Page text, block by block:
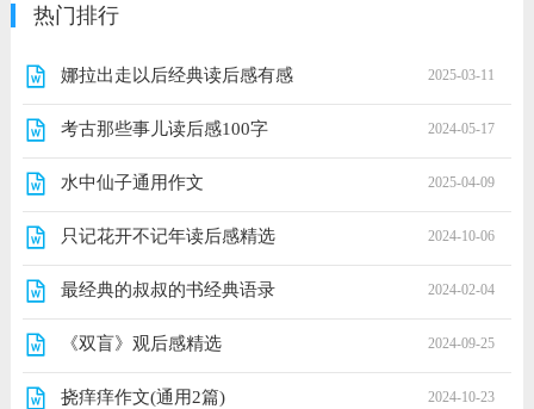
热门排行
娜拉出走以后经典读后感有感 2025-03-11
考古那些事儿读后感100字 2024-05-17
水中仙子通用作文 2025-04-09
只记花开不记年读后感精选 2024-10-06
最经典的叔叔的书经典语录 2024-02-04
《双盲》观后感精选 2024-09-25
挠痒痒作文(通用2篇) 2024-10-23